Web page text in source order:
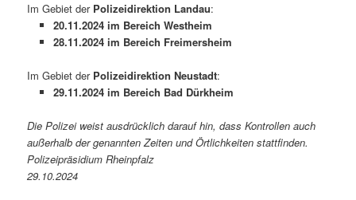
Im Gebiet der Polizeidirektion Landau:
20.11.2024 im Bereich Westheim
28.11.2024 im Bereich Freimersheim
Im Gebiet der Polizeidirektion Neustadt:
29.11.2024 im Bereich Bad Dürkheim
Die Polizei weist ausdrücklich darauf hin, dass Kontrollen auch
außerhalb der genannten Zeiten und Örtlichkeiten stattfinden.
Polizeipräsidium Rheinpfalz
29.10.2024